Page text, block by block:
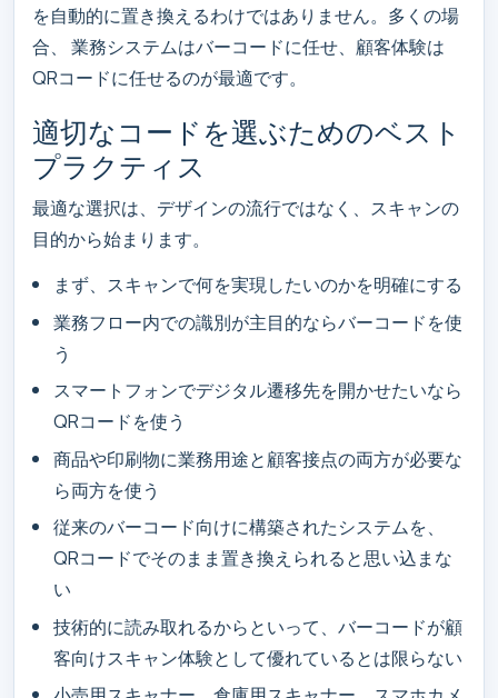
を自動的に置き換えるわけではありません。多くの場
合、 業務システムはバーコードに任せ、顧客体験は
QRコードに任せるのが最適です。
適切なコードを選ぶためのベスト
プラクティス
最適な選択は、デザインの流行ではなく、スキャンの
目的から始まります。
まず、スキャンで何を実現したいのかを明確にする
業務フロー内での識別が主目的ならバーコードを使
う
スマートフォンでデジタル遷移先を開かせたいなら
QRコードを使う
商品や印刷物に業務用途と顧客接点の両方が必要な
ら両方を使う
従来のバーコード向けに構築されたシステムを、
QRコードでそのまま置き換えられると思い込まな
い
技術的に読み取れるからといって、バーコードが顧
客向けスキャン体験として優れているとは限らない